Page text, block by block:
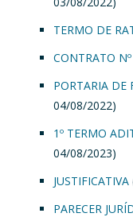
TERMO DE
CONTRATO
PORTARIA DE
04/08/2022)
1º TERMO
04/08/2023)
JUSTIFICATIVA
PARECER